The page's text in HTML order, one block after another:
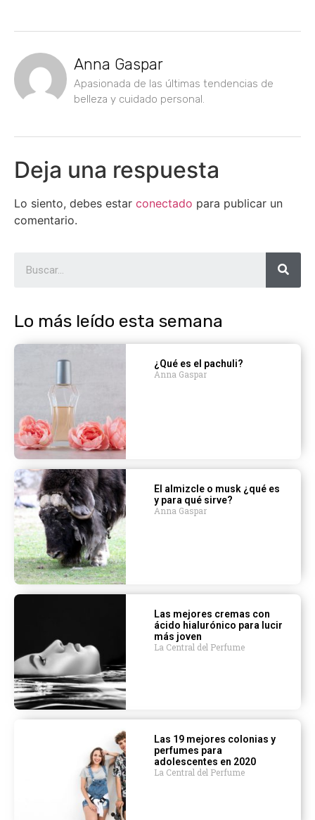
Anna Gaspar
Apasionada de las últimas tendencias de
belleza y cuidado personal.
Deja una respuesta
Lo siento, debes estar conectado para publicar un
comentario.
Lo más leído esta semana
¿Qué es el pachuli?
Anna Gaspar
El almizcle o musk ¿qué es
y para qué sirve?
Anna Gaspar
Las mejores cremas con
ácido hialurónico para lucir
más joven
La Central del Perfume
Las 19 mejores colonias y
perfumes para
adolescentes en 2020
La Central del Perfume